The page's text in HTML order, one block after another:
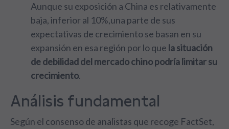
Aunque su exposición a China es relativamente
baja, inferior al 10%,una parte de sus
expectativas de crecimiento se basan en su
expansión en esa región por lo que la situación
de debilidad del mercado chino podría limitar su
crecimiento.
Análisis fundamental
Según el consenso de analistas que recoge FactSet,